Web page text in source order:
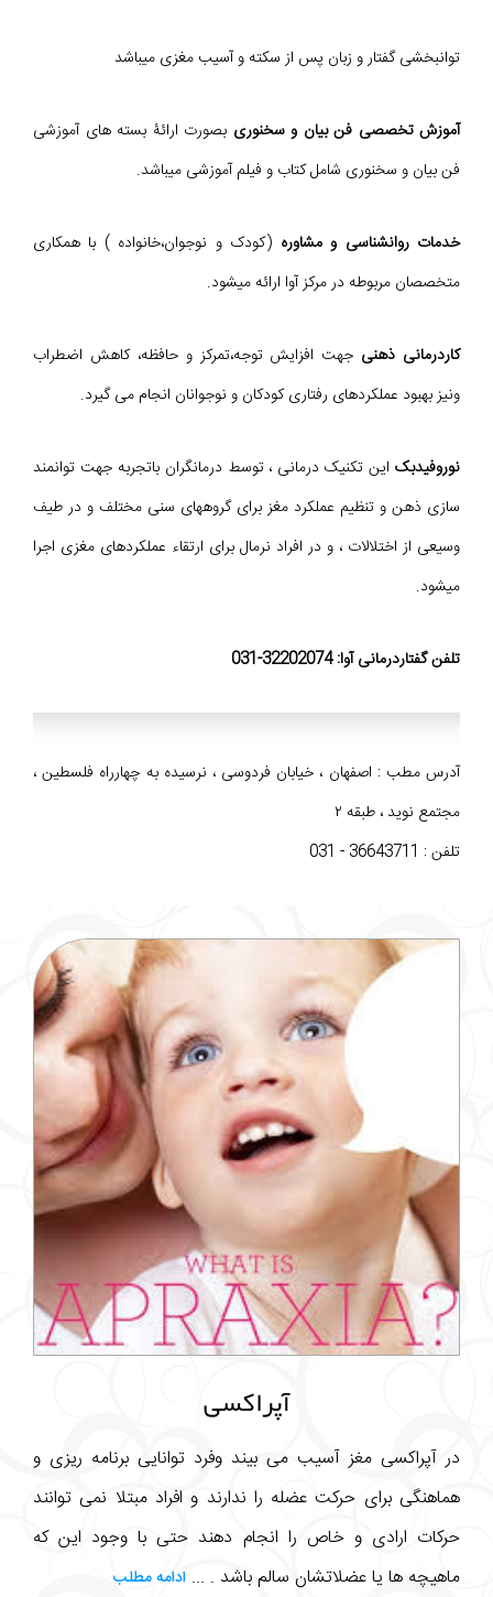
توانبخشی گفتار و زبان پس از سکته و آسیب مغزی میباشد
آموزش تخصصی فن بیان و سخنوری بصورت ارائۀ بسته های آموزشی
فن بیان و سخنوری شامل کتاب و فیلم آموزشی میباشد.
خدمات روانشناسی و مشاوره (کودک و نوجوان،خانواده ) با همکاری
متخصصان مربوطه در مرکز آوا ارائه میشود.
کاردرمانی ذهنی جهت افزایش توجه،تمرکز و حافظه، کاهش اضطراب
ونیز بهبود عملکردهای رفتاری کودکان و نوجوانان انجام می گیرد.
نوروفیدبک این تکنیک درمانی ، توسط درمانگران باتجربه جهت توانمند
سازی ذهن و تنظیم عملکرد مغز برای گروههای سنی مختلف و در طیف
وسیعی از اختلالات ، و در افراد نرمال برای ارتقاء عملکردهای مغزی اجرا
میشود.
تلفن گفتاردرمانی آوا: 32202074-031
آدرس مطب : اصفهان ، خیابان فردوسی ، نرسیده به چهارراه فلسطین ،
مجتمع نوید ، طبقه ۲
تلفن : 36643711 - 031
آپراکسی
در آپراکسی مغز آسیب می بیند وفرد توانایی برنامه ریزی و
هماهنگی برای حرکت عضله را ندارند و افراد مبتلا نمی توانند
حرکات ارادی و خاص را انجام دهند حتی با وجود این که
ماهیچه ها یا عضلاتشان سالم باشد . ... ادامه مطلب